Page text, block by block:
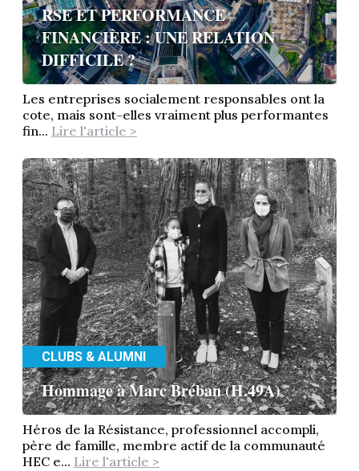
RSE ET PERFORMANCE
FINANCIÈRE : UNE RELATION
DIFFICILE ?
Les entreprises socialement responsables ont la
cote, mais sont-elles vraiment plus performantes
fin... Lire l'article >
CLUBS & ALUMNI
Hommage à Marc Bréban (H.49A)
Héros de la Résistance, professionnel accompli,
père de famille, membre actif de la communauté
HEC e... Lire l'article >